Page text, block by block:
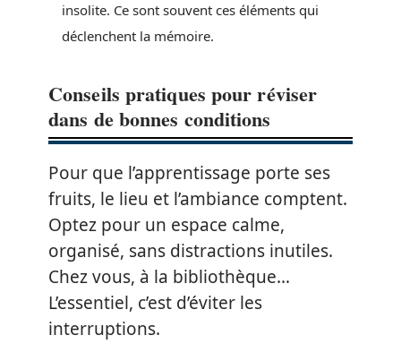
insolite. Ce sont souvent ces éléments qui
déclenchent la mémoire.
Conseils pratiques pour réviser
dans de bonnes conditions
Pour que l’apprentissage porte ses
fruits, le lieu et l’ambiance comptent.
Optez pour un espace calme,
organisé, sans distractions inutiles.
Chez vous, à la bibliothèque…
L’essentiel, c’est d’éviter les
interruptions.